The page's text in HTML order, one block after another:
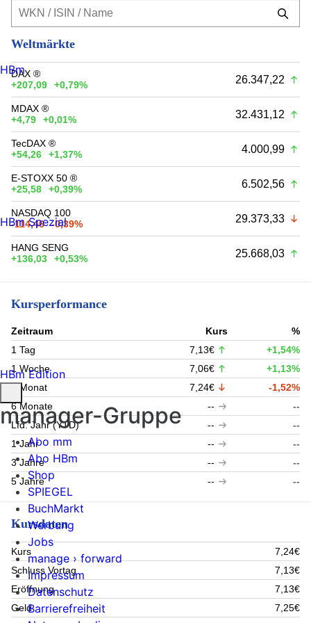
Weltmärkte
DAX ®
+207,09
+0,79% 26.347,22
MDAX ®
+4,79
+0,01% 32.431,12
TecDAX ®
+54,26
+1,37% 4.000,99
E-STOXX 50 ®
+25,58
+0,39% 6.502,56
NASDAQ 100
-114,46
-0,39% 29.373,33
HANG SENG
+136,03
+0,53% 25.668,03
Kursperformance
Zeitraum Kurs
%
1 Tag
7,13€
+1,54%
1 Woche
7,06€
+1,13%
1 Monat
7,24€
-1,52%
6 Monate
--
--
Lfd. Jahr (YTD)
--
--
1 Jahr
--
--
3 Jahre
--
--
5 Jahre
-- --
Kursdaten
Kurs
7,24€
Schluss Vortag
7,13€
Eröffnung
7,13€
Geld
7,25€
HBm
HBm Spezial
HBm Edition
manager-Gruppe
Abo mm
Abo HBm
Shop
SPIEGEL
BuchMarkt
Werbung
Jobs
manage › forward
Impressum
Datenschutz
Barrierefreiheit